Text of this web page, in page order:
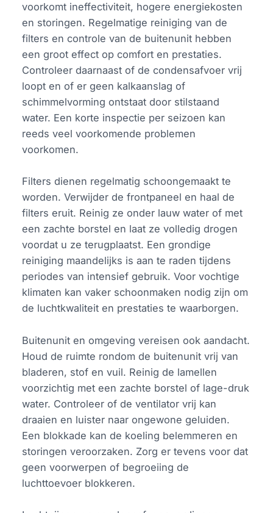
voorkomt ineffectiviteit, hogere energiekosten
en storingen. Regelmatige reiniging van de
filters en controle van de buitenunit hebben
een groot effect op comfort en prestaties.
Controleer daarnaast of de condensafvoer vrij
loopt en of er geen kalkaanslag of
schimmelvorming ontstaat door stilstaand
water. Een korte inspectie per seizoen kan
reeds veel voorkomende problemen
voorkomen.
Filters dienen regelmatig schoongemaakt te
worden. Verwijder de frontpaneel en haal de
filters eruit. Reinig ze onder lauw water of met
een zachte borstel en laat ze volledig drogen
voordat u ze terugplaatst. Een grondige
reiniging maandelijks is aan te raden tijdens
periodes van intensief gebruik. Voor vochtige
klimaten kan vaker schoonmaken nodig zijn om
de luchtkwaliteit en prestaties te waarborgen.
Buitenunit en omgeving vereisen ook aandacht.
Houd de ruimte rondom de buitenunit vrij van
bladeren, stof en vuil. Reinig de lamellen
voorzichtig met een zachte borstel of lage-druk
water. Controleer of de ventilator vrij kan
draaien en luister naar ongewone geluiden.
Een blokkade kan de koeling belemmeren en
storingen veroorzaken. Zorg er tevens voor dat
geen voorwerpen of begroeiing de
luchttoevoer blokkeren.